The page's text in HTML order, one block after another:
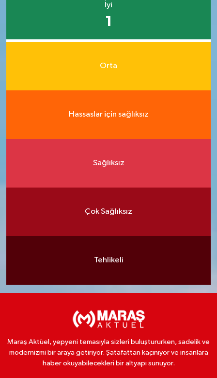
İyi
1
Orta
Hassaslar için sağlıksız
Sağlıksız
Çok Sağlıksız
Tehlikeli
Maraş Aktüel, yepyeni temasıyla sizleri buluştururken, sadelik ve
modernizmi bir araya getiriyor. Şatafattan kaçınıyor ve insanlara
haber okuyabilecekleri bir altyapı sunuyor.